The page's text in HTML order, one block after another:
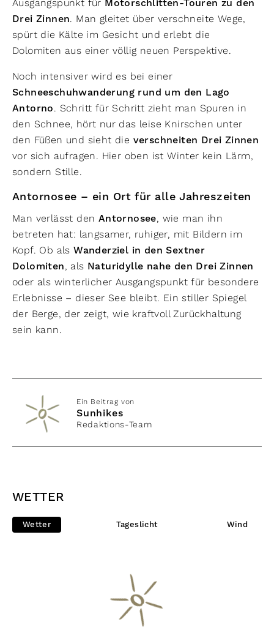
Ausgangspunkt für Motorschlitten-Touren zu den
Drei Zinnen. Man gleitet über verschneite Wege,
spürt die Kälte im Gesicht und erlebt die
Dolomiten aus einer völlig neuen Perspektive.
Noch intensiver wird es bei einer
Schneeschuhwanderung rund um den Lago
Antorno. Schritt für Schritt zieht man Spuren in
den Schnee, hört nur das leise Knirschen unter
den Füßen und sieht die verschneiten Drei Zinnen
vor sich aufragen. Hier oben ist Winter kein Lärm,
sondern Stille.
Antornosee – ein Ort für alle Jahreszeiten
Man verlässt den Antornosee, wie man ihn
betreten hat: langsamer, ruhiger, mit Bildern im
Kopf. Ob alsWanderziel in den Sextner
Dolomiten, als Naturidylle nahe den Drei Zinnen
oder als winterlicher Ausgangspunkt für besondere
Erlebnisse – dieser See bleibt. Ein stiller Spiegel
der Berge, der zeigt, wie kraftvoll Zurückhaltung
sein kann.
Ein Beitrag von
Sunhikes
Redaktions-Team
WETTER
Wetter Tageslicht Wind